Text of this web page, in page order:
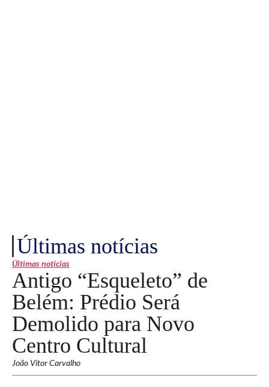
Últimas notícias
Últimas notícias
Antigo “Esqueleto” de
Belém: Prédio Será
Demolido para Novo
Centro Cultural
João Vitor Carvalho